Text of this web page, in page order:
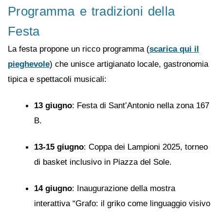
Programma e tradizioni della
Festa
La festa propone un ricco programma (scarica qui il
pieghevole) che unisce artigianato locale, gastronomia
tipica e spettacoli musicali:
13 giugno: Festa di Sant’Antonio nella zona 167
B.
13-15 giugno: Coppa dei Lampioni 2025, torneo
di basket inclusivo in Piazza del Sole.
14 giugno: Inaugurazione della mostra
interattiva “Grafo: il griko come linguaggio visivo